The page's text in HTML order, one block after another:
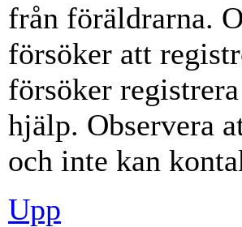
från föräldrarna.
försöker att
försöker
hjälp. Observera
och inte kan
Upp